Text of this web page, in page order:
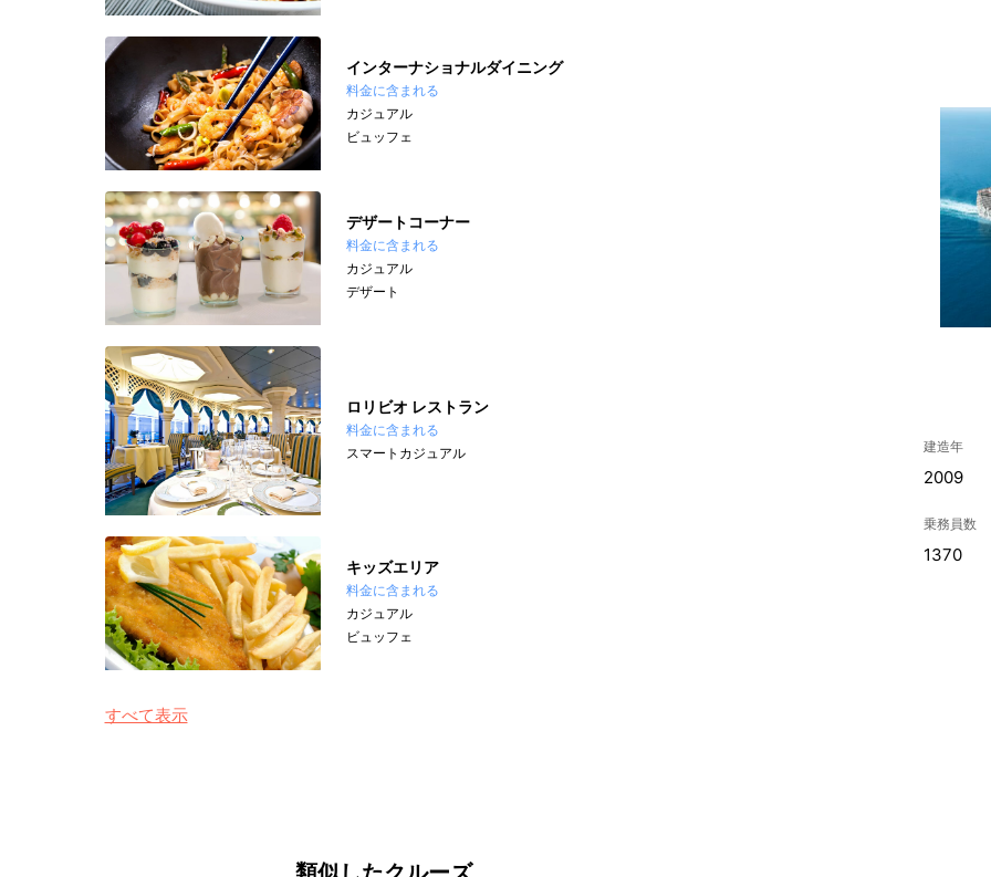
インターナショナルダイニング
料金に含まれる
カジュアル
ビュッフェ
デザートコーナー
料金に含まれる
カジュアル
デザート
ロリビオ レストラン
料金に含まれる
スマートカジュアル
キッズエリア
料金に含まれる
カジュアル
ビュッフェ
すべて表示
建造年
2009
乗務員数
1370